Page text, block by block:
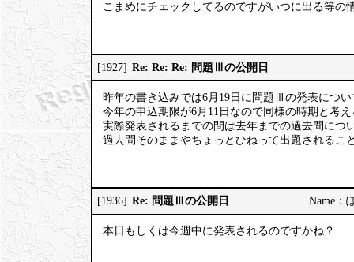
こまめにチェックしてるのですがいつに出る等の
[1927] Re: Re: Re: 問題Ⅲの公開日
昨年の書き込みでは6月19日に問題Ⅲの発表につ
今年の申込期限が6月11日なので同様の時期と考
実際発表されるまでの間は去年までの過去問につ
過去問そのままやちょっとひねって出題されるこ
[1936] Re: 問題Ⅲの公開日 Name：
本日もしくは今週中に発表されるのですかね？